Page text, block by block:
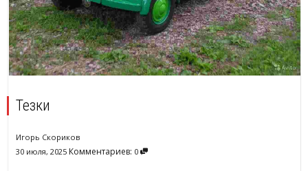
Тезки
Игорь Скориков
30 июля, 2025 Комментариев: 0